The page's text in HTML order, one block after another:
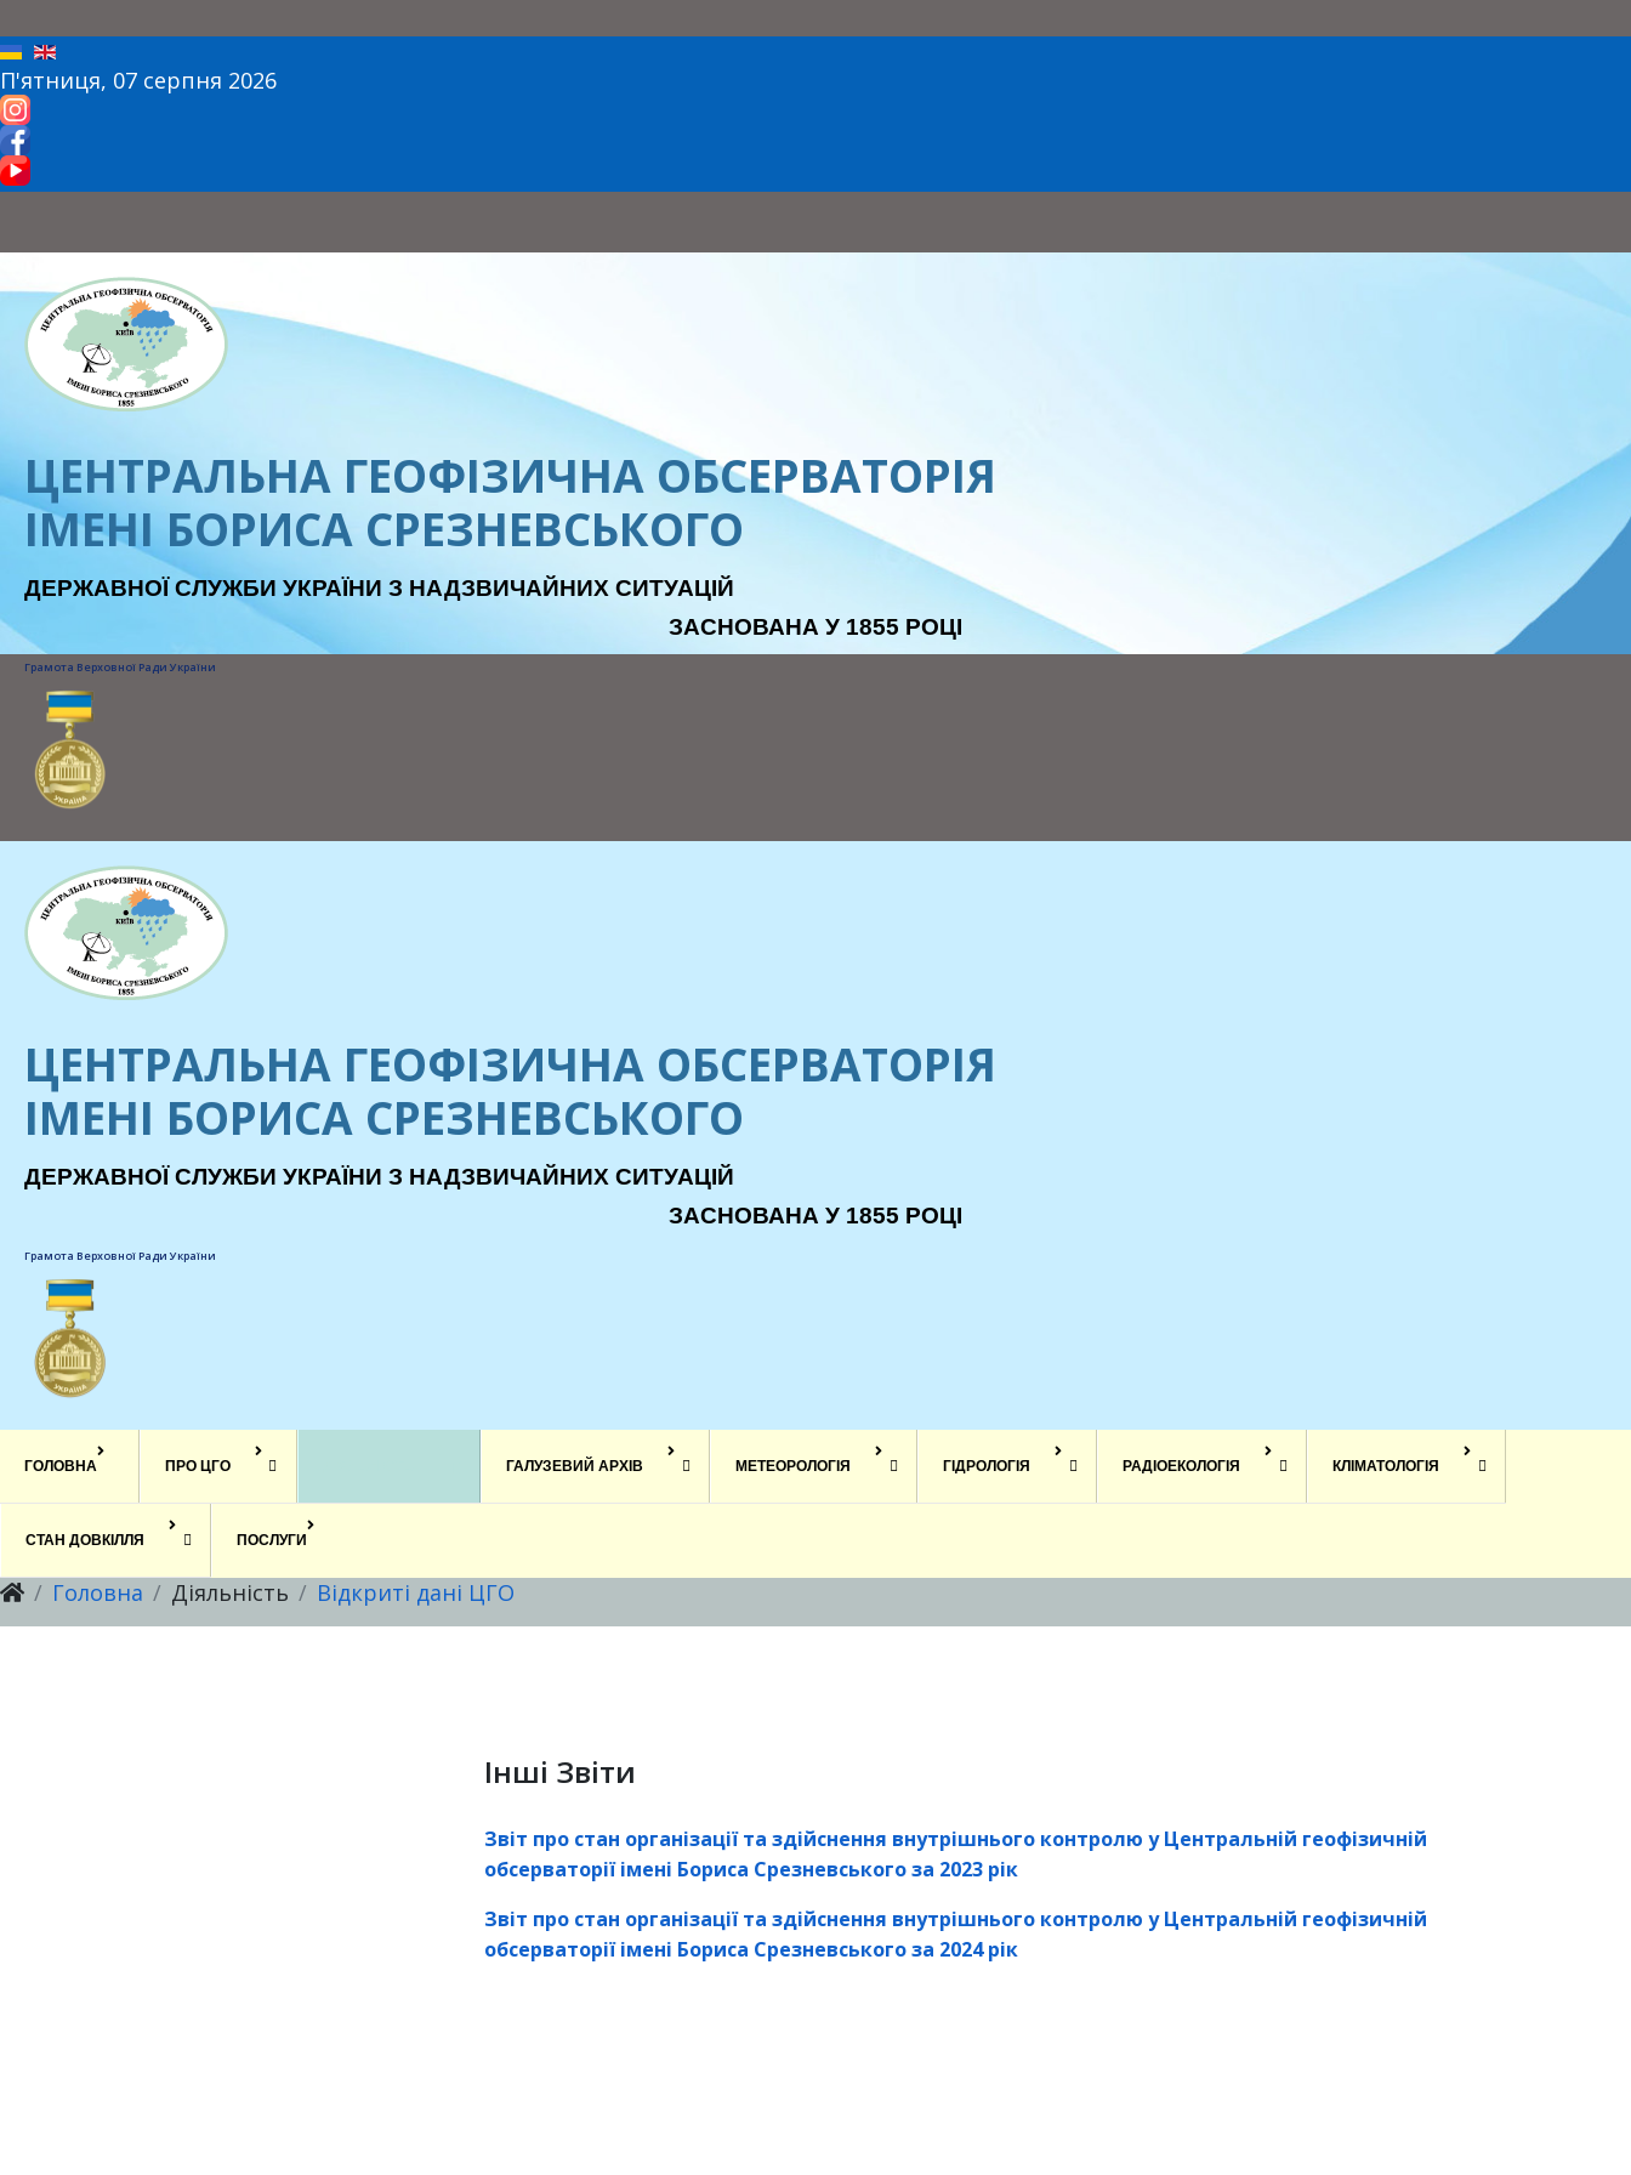
П'ятниця, 07 серпня 2026
ЦЕНТРАЛЬНА ГЕОФІЗИЧНА ОБСЕРВАТОРІЯ
ІМЕНІ БОРИСА СРЕЗНЕВСЬКОГО
ДЕРЖАВНОЇ СЛУЖБИ УКРАЇНИ З НАДЗВИЧАЙНИХ СИТУАЦІЙ
ЗАСНОВАНА У 1855 РОЦІ
Грамота Верховної Ради України
ЦЕНТРАЛЬНА ГЕОФІЗИЧНА ОБСЕРВАТОРІЯ
ІМЕНІ БОРИСА СРЕЗНЕВСЬКОГО
ДЕРЖАВНОЇ СЛУЖБИ УКРАЇНИ З НАДЗВИЧАЙНИХ СИТУАЦІЙ
ЗАСНОВАНА У 1855 РОЦІ
Грамота Верховної Ради України
ГОЛОВНА ПРО ЦГО ГАЛУЗЕВИЙ АРХІВ МЕТЕОРОЛОГІЯ ГІДРОЛОГІЯ РАДІОЕКОЛОГІЯ КЛІМАТОЛОГІЯ
СТАН ДОВКІЛЛЯ ПОСЛУГИ
Головна Діяльність Відкриті дані ЦГО
Інші Звіти
Звіт про стан організації та здійснення внутрішнього контролю у Центральній геофізичній
обсерваторії імені Бориса Срезневськогоза 2023 рік
Звіт про стан організації та здійснення внутрішнього контролю у Центральній геофізичній
обсерваторії імені Бориса Срезневськогоза 2024 рік